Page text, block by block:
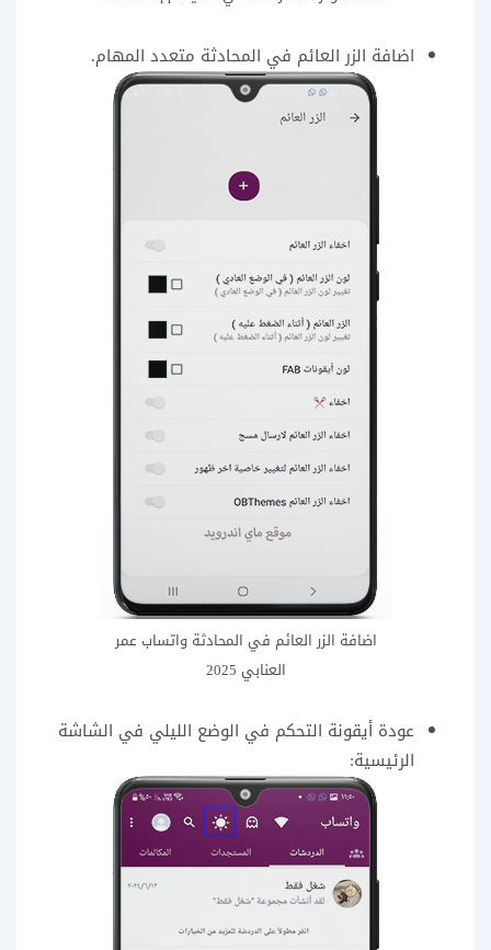
اضافة الزر العائم في المحادثة متعدد المهام.
اضافة الزر العائم في المحادثة واتساب عمر
العنابي 2025
عودة أيقونة التحكم في الوضع الليلي في الشاشة
الرئيسية: